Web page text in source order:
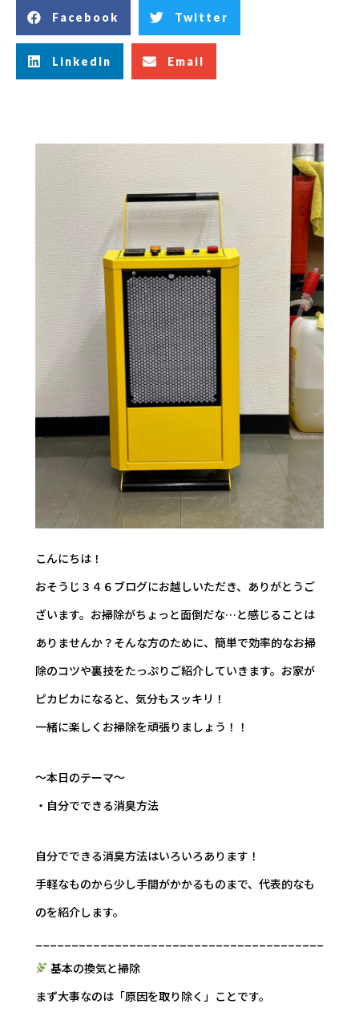
Facebook Twitter
LinkedIn Email
こんにちは！
おそうじ３４６ブログにお越しいただき、ありがとうご
ざいます。お掃除がちょっと面倒だな…と感じることは
ありませんか？そんな方のために、簡単で効率的なお掃
除のコツや裏技をたっぷりご紹介していきます。お家が
ピカピカになると、気分もスッキリ！
一緒に楽しくお掃除を頑張りましょう！！
～本日のテーマ～
・自分でできる消臭方法
自分でできる消臭方法はいろいろあります！
手軽なものから少し手間がかかるものまで、代表的なも
のを紹介します。
基本の換気と掃除
まず大事なのは「原因を取り除く」ことです。